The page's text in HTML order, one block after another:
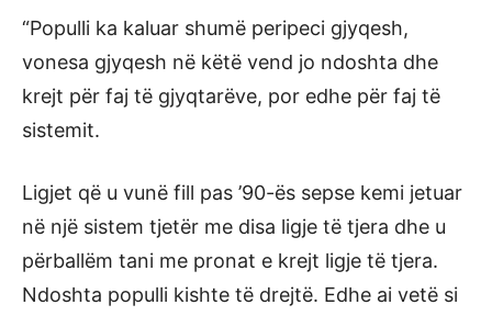
“Populli ka kaluar shumë peripeci gjyqesh,
vonesa gjyqesh në këtë vend jo ndoshta dhe
krejt për faj të gjyqtarëve, por edhe për faj të
sistemit.
Ligjet që u vunë fill pas ’90-ës sepse kemi jetuar
në një sistem tjetër me disa ligje të tjera dhe u
përballëm tani me pronat e krejt ligje të tjera.
Ndoshta populli kishte të drejtë. Edhe ai vetë si